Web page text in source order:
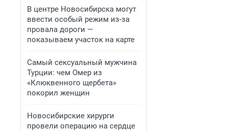
В центре Новосибирска могут
ввести особый режим из-за
провала дороги —
показываем участок на карте
Самый сексуальный мужчина
Турции: чем Омер из
«Клюквенного щербета»
покорил женщин
Новосибирские хирурги
провели операцию на сердце